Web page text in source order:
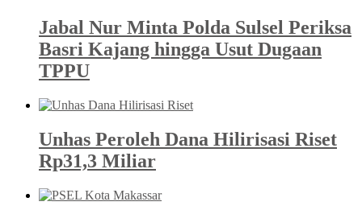
Jabal Nur Minta Polda Sulsel Periksa
Basri Kajang hingga Usut Dugaan
TPPU
Unhas Peroleh Dana Hilirisasi Riset
Rp31,3 Miliar